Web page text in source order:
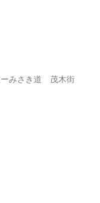
みさき道 茂木街